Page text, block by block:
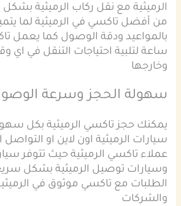
الرميثية مع نقل ركاب الرميثية
من أفضل تاكسي في الرميثية لما
ساعة لتلبية احتياجات التنقل في اي
وخارجها
سهولة الحجز وسرعة
يمكنك حجز تاكسي الرميثية بكل
سيارات الرميثية اون لاين او
عملاء تاكسي الرميثية حيث تتوفر
وسيارات توصيل الرميثية بشكل
الطلبات مع تاكسي موثوق في
والشركات